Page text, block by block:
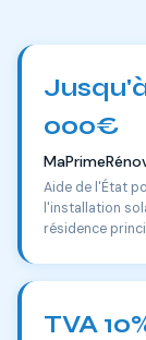
000€
Aide de l'État
l'installation
résidence
TVA